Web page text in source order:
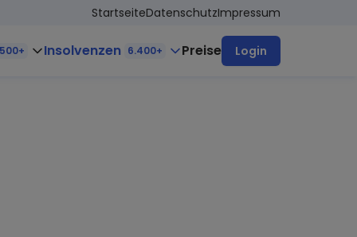
StartseiteDatenschutzImpressum
Insolvenzen 6.400+ Preise Login